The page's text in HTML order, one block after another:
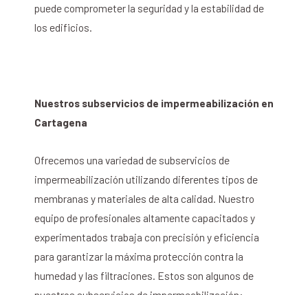
puede comprometer la seguridad y la estabilidad de
los edificios.
Nuestros subservicios de impermeabilización en
Cartagena
Ofrecemos una variedad de subservicios de
impermeabilización utilizando diferentes tipos de
membranas y materiales de alta calidad. Nuestro
equipo de profesionales altamente capacitados y
experimentados trabaja con precisión y eficiencia
para garantizar la máxima protección contra la
humedad y las filtraciones. Estos son algunos de